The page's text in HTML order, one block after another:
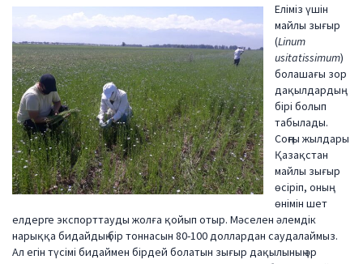
Еліміз үшін
майлы зығыр
(Linum
usitatissimum)
болашағы зор
дақылдардың
бірі болып
табылады.
Соңғы жылдары
Қазақстан
майлы зығыр
өсіріп, оның
өнімін шет
елдерге экспорттауды жолға қойып отыр. Мәселен әлемдік
нарыққа бидайдың бір тоннасын 80-100 доллардан саудалаймыз.
Ал егін түсімі бидаймен бірдей болатын зығыр дақылының әр